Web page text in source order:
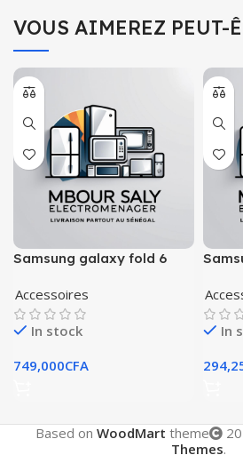
VOUS AIMEREZ PEUT-
Samsung galaxy fold 6
Accessoires
In stock
749,000CFA
In
Based on WoodMart theme
Themes.